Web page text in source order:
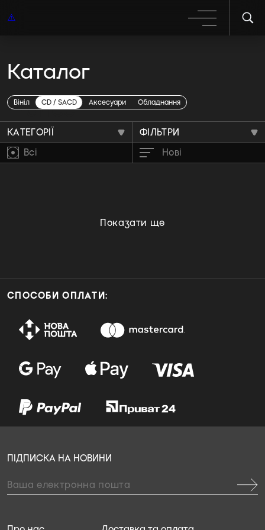
Каталог
Вініл CD / SACD Аксесуари Обладнання
Trance
КАТЕГОРІЇ
ФІЛЬТРИ
Всі
Нові
Показати ще
СПОСОБИ ОПЛАТИ:
ПІДПИСКА НА НОВИНИ